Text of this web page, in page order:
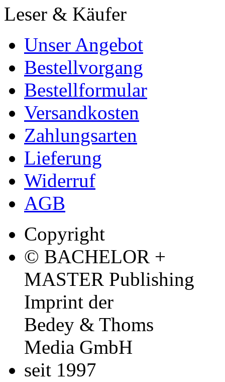
US$ 16,99
Welche Erkenntnisse
Hirnforschung ziehen?
Transfers
Autor
Kategorie
Bachelorarbeit, 2010
Preis
US$ 20,99
Zeige 25 50 100
Allgemein